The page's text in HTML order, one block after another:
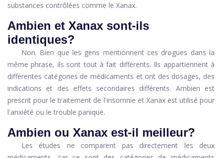
substances contrôlées comme le Xanax.
Ambien et Xanax sont-ils
identiques?
Non. Bien que les gens mentionnent ces drogues dans la
même phrase, ils sont tout à fait différents. Ils appartiennent à
différentes catégories de médicaments et ont des dosages, des
indications et des effets secondaires différents. Ambien est
prescrit pour le traitement de l'insomnie et Xanax est utilisé pour
l'anxiété ou le trouble panique.
Ambien ou Xanax est-il meilleur?
Les études ne comparent pas directement les deux